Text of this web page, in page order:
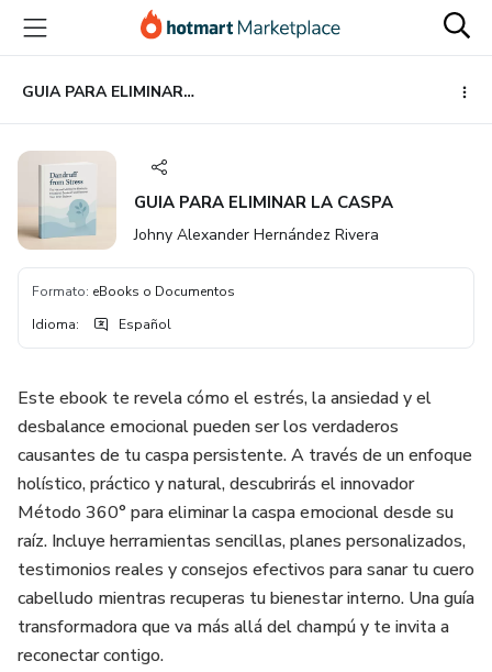
principal
página
de
página
GUIA PARA ELIMINAR LA CASPA
GUIA PARA ELIMINAR LA CASPA
Johny Alexander Hernández Rivera
Formato: eBooks o Documentos
Idioma: Español
Este ebook te revela cómo el estrés, la ansiedad y el
desbalance emocional pueden ser los verdaderos
causantes de tu caspa persistente. A través de un enfoque
holístico, práctico y natural, descubrirás el innovador
Método 360° para eliminar la caspa emocional desde su
raíz. Incluye herramientas sencillas, planes personalizados,
testimonios reales y consejos efectivos para sanar tu cuero
cabelludo mientras recuperas tu bienestar interno. Una guía
transformadora que va más allá del champú y te invita a
reconectar contigo.